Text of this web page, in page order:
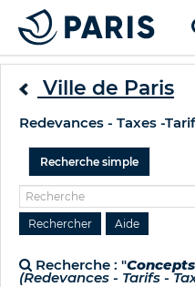
Ville de Paris
Redevances - Taxes -
Recherche simple
Recherche : "Concepts
(Redevances - Tarifs -